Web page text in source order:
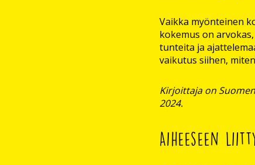
Vaikka myönteinen
kokemus on
tunteita ja
vaikutus siihen,
Kirjoittaja on
2024.
Aiheeseen